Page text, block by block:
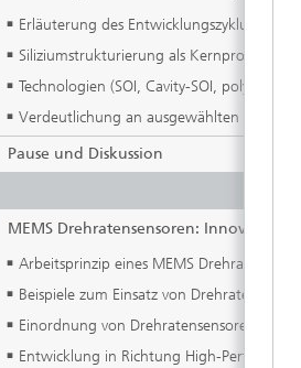
Erläuterung des Entwicklungszyklus vom
Siliziumstrukturierung als Kernprozess
Technologien (SOI, Cavity-SOI, poly-Si,
Verdeutlichung an ausgewählten
Pause und Diskussion
MEMS Drehratensensoren:
Arbeitsprinzip eines MEMS
Beispiele zum Einsatz von
Einordnung von Drehratensensoren in
Entwicklung in Richtung High-
Optik